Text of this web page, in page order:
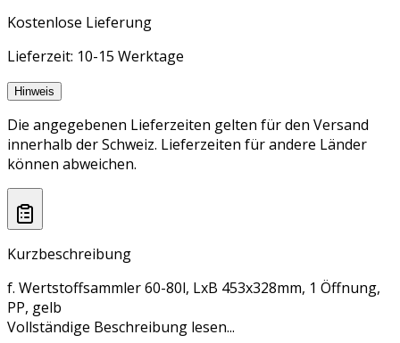
Kostenlose Lieferung
Lieferzeit: 10-15 Werktage
Hinweis
Die angegebenen Lieferzeiten gelten für den Versand
innerhalb der Schweiz. Lieferzeiten für andere Länder
können abweichen.
Kurzbeschreibung
f. Wertstoffsammler 60-80l, LxB 453x328mm, 1 Öffnung,
PP, gelb
Vollständige Beschreibung lesen...